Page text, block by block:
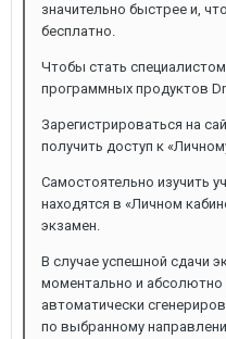
значительно быстрее и,
бесплатно.
Чтобы стать
программных продуктов
Зарегистрироваться на
получить доступ к
Самостоятельно изучить
находятся в «Личном
экзамен.
В случае успешной сдачи
моментально и абсолютно
автоматически
по выбранному